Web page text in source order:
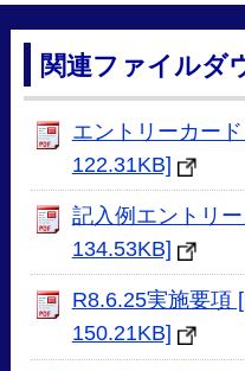
関連ファイルダ
エントリーカー
122.31KB]
記入例エントリ
134.53KB]
R8.6.25実施要項
150.21KB]